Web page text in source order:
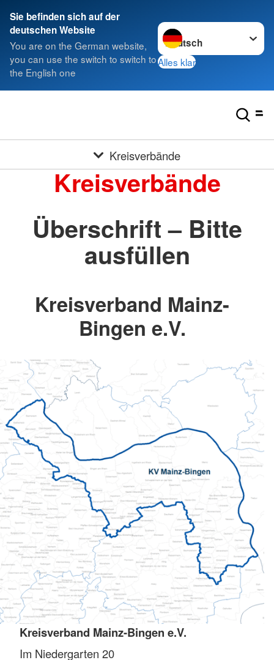
Sie befinden sich auf der
deutschen Website
You are on the German website,
you can use the switch to switch to
the English one
Sprache wechseln zu
Alles klar
Kreisverbände
Kreisverbände
Überschrift – Bitte
ausfüllen
Kreisverband Mainz-
Bingen e.V.
Kreisverband Mainz-Bingen e.V.
Im Niedergarten 20